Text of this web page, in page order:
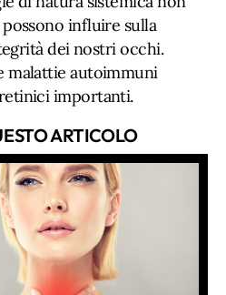
influire sulla
dei nostri occhi.
malattie autoimmuni
importanti.
ARTICOLO